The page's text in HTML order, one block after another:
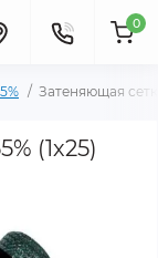
0
Затеняющая
(1х25)